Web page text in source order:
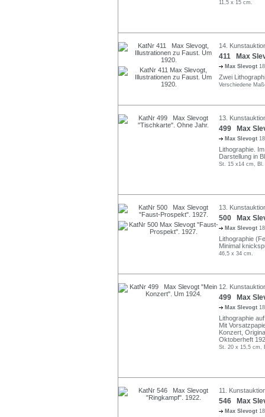
11,5 x 15 cm.
14.
411 Max
Max Slevogt
Zwei
Verschiedene
13.
499 Max
Max Slevogt
Lithographie.
Darstellung in
St. 15 x14 cm,
13.
500 Max
Max Slevogt
Lithographie
Minimal
46,5 x 34 cm.
12.
499 Max
Max Slevogt
Lithographie
Mit
Konzert,
Oktoberheft
St. 20 x 15,5 cm,
11.
546 Max
Max Slevogt